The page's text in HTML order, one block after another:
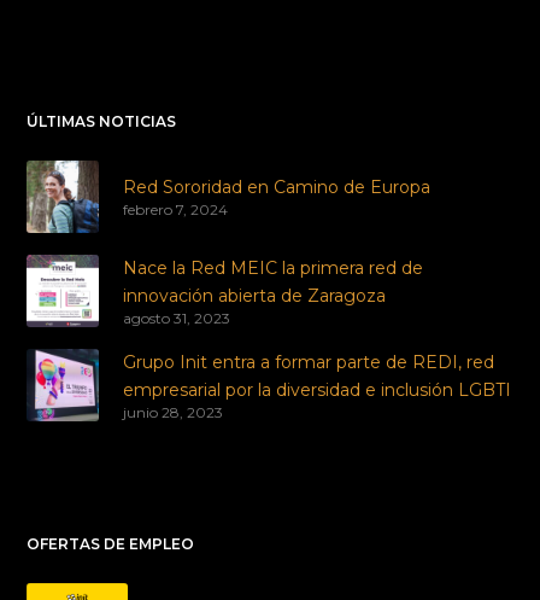
ÚLTIMAS NOTICIAS
Red Sororidad en Camino de Europa
febrero 7, 2024
Nace la Red MEIC la primera red de
innovación abierta de Zaragoza
agosto 31, 2023
Grupo Init entra a formar parte de REDI, red
empresarial por la diversidad e inclusión LGBTI
junio 28, 2023
OFERTAS DE EMPLEO